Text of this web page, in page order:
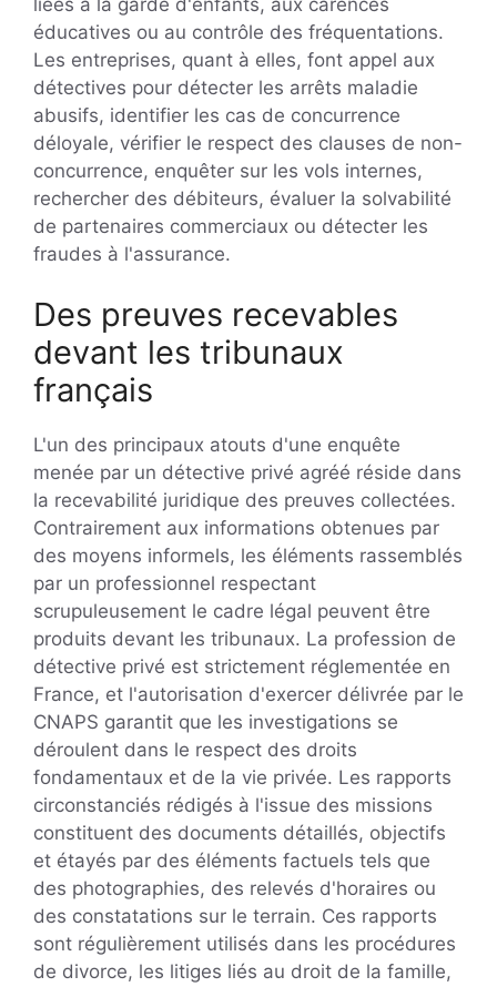
éducatives ou au contrôle des fréquentations.
Les entreprises, quant à elles, font appel aux
détectives pour détecter les arrêts maladie
abusifs, identifier les cas de concurrence
déloyale, vérifier le respect des clauses de non-
concurrence, enquêter sur les vols internes,
rechercher des débiteurs, évaluer la solvabilité
de partenaires commerciaux ou détecter les
fraudes à l'assurance.
Des preuves recevables
devant les tribunaux
français
L'un des principaux atouts d'une enquête
menée par un détective privé agréé réside dans
la recevabilité juridique des preuves collectées.
Contrairement aux informations obtenues par
des moyens informels, les éléments rassemblés
par un professionnel respectant
scrupuleusement le cadre légal peuvent être
produits devant les tribunaux. La profession de
détective privé est strictement réglementée en
France, et l'autorisation d'exercer délivrée par le
CNAPS garantit que les investigations se
déroulent dans le respect des droits
fondamentaux et de la vie privée. Les rapports
circonstanciés rédigés à l'issue des missions
constituent des documents détaillés, objectifs
et étayés par des éléments factuels tels que
des photographies, des relevés d'horaires ou
des constatations sur le terrain. Ces rapports
sont régulièrement utilisés dans les procédures
de divorce, les litiges liés au droit de la famille,